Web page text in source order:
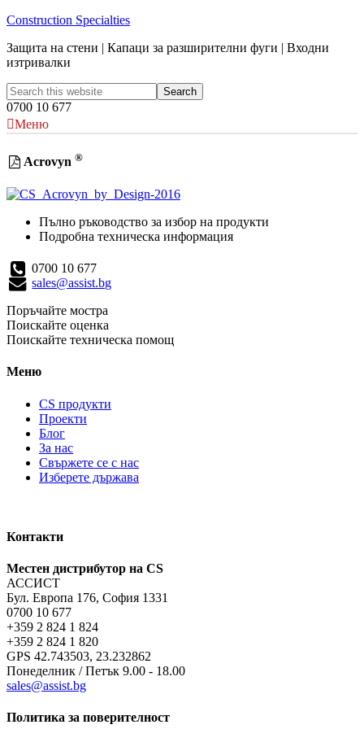
Construction Specialties
Защита на стени | Капаци за разширителни фуги | Входни
изтривалки
0700 10 677
Меню
Acrovyn ®
Пълно ръководство за избор на продукти
Подробна техническа информация
0700 10 677
sales@assist.bg
Поръчайте мостра
Поискайте оценка
Поискайте техническа помощ
Меню
CS продукти
Проекти
Блог
За нас
Свържете се с нас
Изберете държава
Контакти
Местен дистрибутор на CS
АССИСТ
Бул. Европа 176, София 1331
0700 10 677
+359 2 824 1 824
+359 2 824 1 820
GPS 42.743503, 23.232862
Понеделник / Петък 9.00 - 18.00
sales@assist.bg
Политика за поверителност